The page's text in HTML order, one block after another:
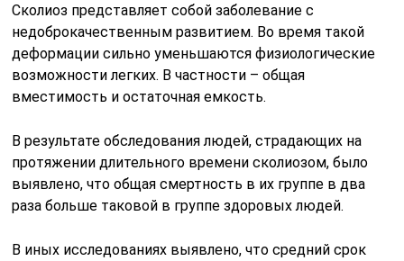
Сколиоз представляет собой заболевание с
недоброкачественным развитием. Во время такой
деформации сильно уменьшаются физиологические
возможности легких. В частности – общая
вместимость и остаточная емкость.
В результате обследования людей, страдающих на
протяжении длительного времени сколиозом, было
выявлено, что общая смертность в их группе в два
раза больше таковой в группе здоровых людей.
В иных исследованиях выявлено, что средний срок